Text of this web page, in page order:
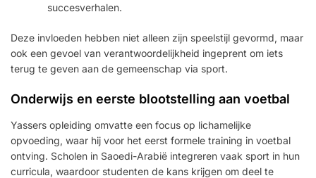
succesverhalen.
Deze invloeden hebben niet alleen zijn speelstijl gevormd, maar
ook een gevoel van verantwoordelijkheid ingeprent om iets
terug te geven aan de gemeenschap via sport.
Onderwijs en eerste blootstelling aan voetbal
Yassers opleiding omvatte een focus op lichamelijke
opvoeding, waar hij voor het eerst formele training in voetbal
ontving. Scholen in Saoedi-Arabië integreren vaak sport in hun
curricula, waardoor studenten de kans krijgen om deel te